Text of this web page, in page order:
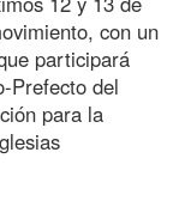
con un
participará
Prefecto del
para la